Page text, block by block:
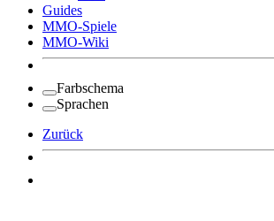
Guides
MMO-Spiele
MMO-Wiki
Farbschema
Sprachen
Zurück